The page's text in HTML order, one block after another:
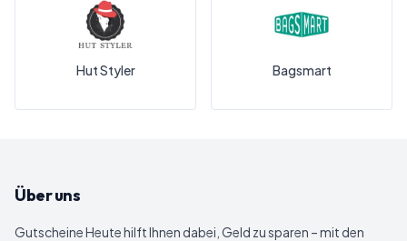
Hut Styler Bagsmart
Über uns
Gutscheine Heutehilft Ihnen dabei, Geld zu sparen – mit den